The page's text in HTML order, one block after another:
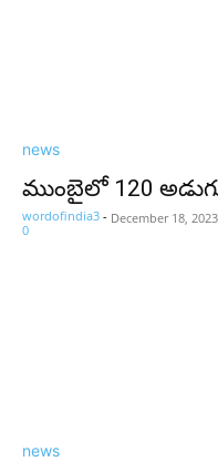
news
ముంబైలో 120
wordofindia3 - December 18, 2023
0
news